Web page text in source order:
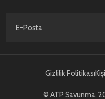
Gizlilik Politikası
© ATP Savunma.